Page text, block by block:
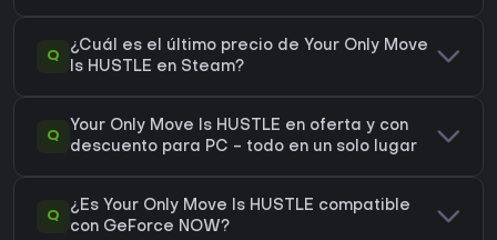
Q
¿Cuál es el último precio de Your Only Move
Is HUSTLE en Steam?
Q
Your Only Move Is HUSTLE en oferta y con
descuento para PC - todo en un solo lugar
Q
¿Es Your Only Move Is HUSTLE compatible
con GeForce NOW?